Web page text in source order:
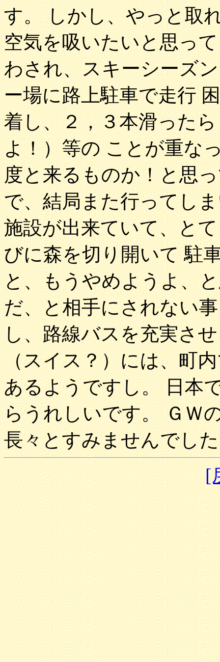
す。 しかし、やっと取
空気を吸いたいと思っ
わされ、スキーシーズ
ー場に路上駐車で走行
着し、２，３本滑った
よ！）等の ことが重な
度と来るものか！と思
で、結局また行ってし
施設が出来ていて、と
びに森を切り開いて 駐
と、もうやめようよ、
だ、と相手にされない
し、路線バスを充実さ
（スイス？）には、町
あるようですし。 日本
らうれしいです。 ＧＷ
長々とすみませんでし
[